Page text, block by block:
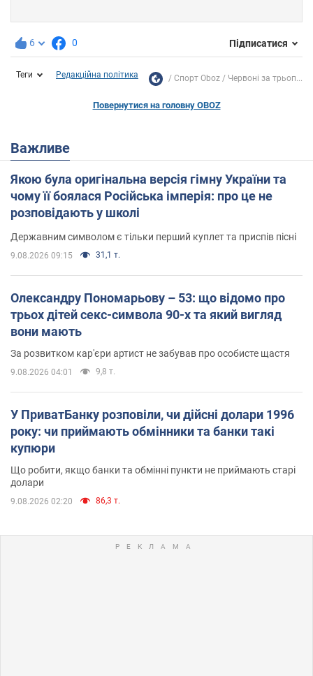
6 0 Підписатися
Теги Редакційна політика Спорт Oboz Червоні за трьоп...
Повернутися на головну OBOZ
Важливе
Якою була оригінальна версія гімну України та
чому її боялася Російська імперія: про це не
розповідають у школі
Державним символом є тільки перший куплет та приспів пісні
9.08.2026 09:15 31,1 т.
Олександру Пономарьову – 53: що відомо про
трьох дітей секс-символа 90-х та який вигляд
вони мають
За розвитком кар'єри артист не забував про особисте щастя
9.08.2026 04:01 9,8 т.
У ПриватБанку розповіли, чи дійсні долари 1996
року: чи приймають обмінники та банки такі
купюри
Що робити, якщо банки та обмінні пункти не приймають старі
долари
9.08.2026 02:20 86,3 т.